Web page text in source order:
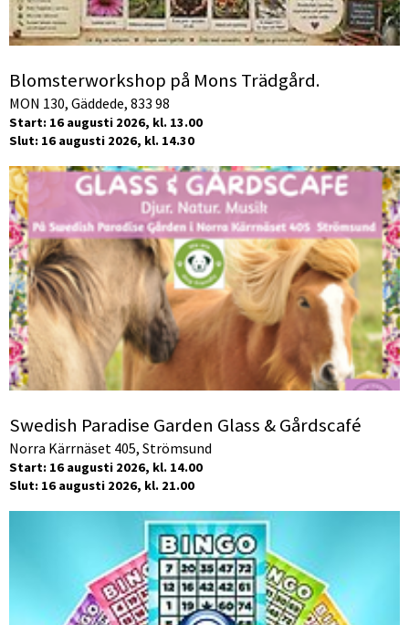
Blomsterworkshop på Mons Trädgård.
MON 130, Gäddede, 833 98
Start: 16 augusti 2026, kl. 13.00
Slut: 16 augusti 2026, kl. 14.30
Swedish Paradise Garden Glass & Gårdscafé
Norra Kärrnäset 405, Strömsund
Start: 16 augusti 2026, kl. 14.00
Slut: 16 augusti 2026, kl. 21.00